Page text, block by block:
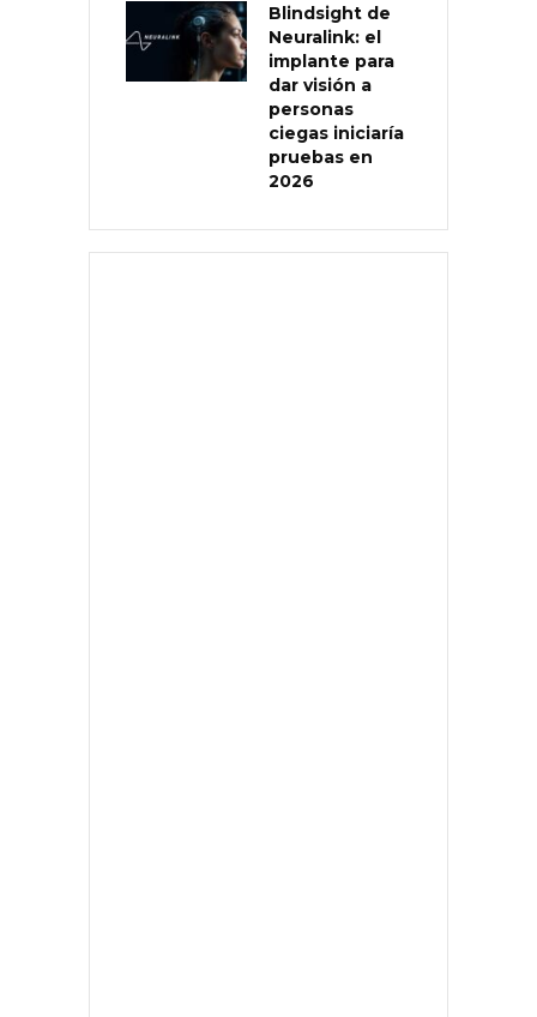
Blindsight de
Neuralink: el
implante para
dar visión a
personas
ciegas iniciaría
pruebas en
2026